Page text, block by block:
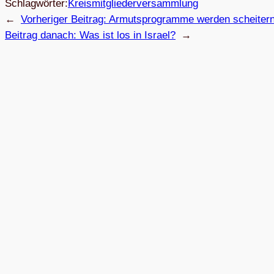
Schlagwörter: Kreismitgliederversammlung
←
Vorheriger Beitrag: Armuts­pro­gramme wer­den
Beitrag danach: Was ist los in Israel? →